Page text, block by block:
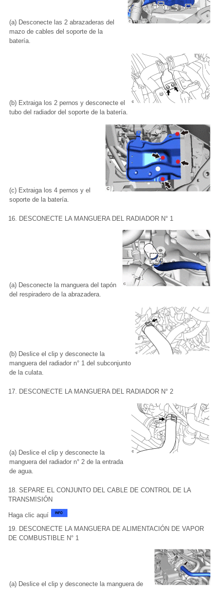
(a) Desconecte las 2 abrazaderas del
mazo de cables del soporte de la
batería.
(b) Extraiga los 2 pernos y desconecte el
tubo del radiador del soporte de la batería.
(c) Extraiga los 4 pernos y el
soporte de la batería.
16. DESCONECTE LA MANGUERA DEL RADIADOR N° 1
(a) Desconecte la manguera del tapón
del respiradero de la abrazadera.
(b) Deslice el clip y desconecte la
manguera del radiador n° 1 del subconjunto
de la culata.
17. DESCONECTE LA MANGUERA DEL RADIADOR N° 2
(a) Deslice el clip y desconecte la
manguera del radiador n° 2 de la entrada
de agua.
18. SEPARE EL CONJUNTO DEL CABLE DE CONTROL DE LA
TRANSMISIÓN
Haga clic aquí
19. DESCONECTE LA MANGUERA DE ALIMENTACIÓN DE VAPOR
DE COMBUSTIBLE N° 1
(a) Deslice el clip y desconecte la manguera de